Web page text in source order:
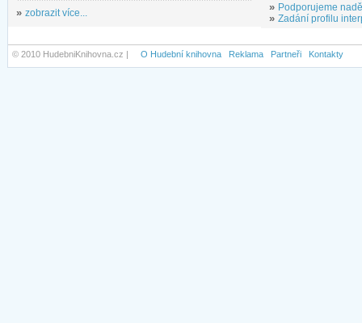
» zobrazit více... » Podporujeme
» Zadání profilu
© 2010 HudebniKnihovna.cz | O Hudební knihovna Reklama Partneři Kontakty